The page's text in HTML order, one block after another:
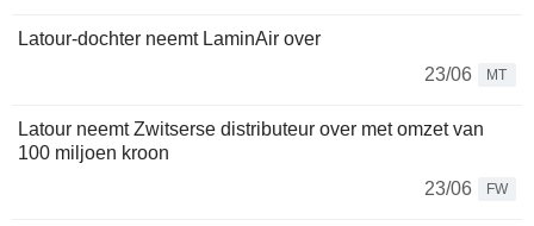
Latour-dochter neemt LaminAir over
23/06
MT
Latour neemt Zwitserse distributeur over met omzet van
100 miljoen kroon
23/06
FW